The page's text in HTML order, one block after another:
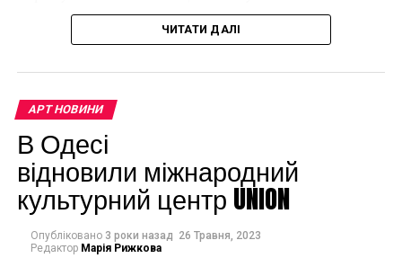
впевнений, що Бенксі
усвідомлює
непередбачувані
наслідки для власників
будинків. Якби ми
могли повернути час
назад, ми б це
зробили”.
ЧИТАТИ ДАЛІ
АРТ НОВИНИ
В Одесі
відновили міжнародний
культурний центр UNION
Опубліковано 3 роки назад 26 Травня, 2023
Редактор Марія Рижкова